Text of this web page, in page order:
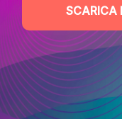
SCARICA